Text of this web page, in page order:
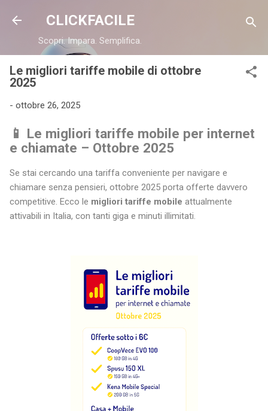
Passa ai contenuti principali
CLICKFACILE
Scopri. Impara. Semplifica.
Le migliori tariffe mobile di ottobre
2025
- ottobre 26, 2025
📱 Le migliori tariffe mobile per internet
e chiamate – Ottobre 2025
Se stai cercando una tariffa conveniente per navigare e
chiamare senza pensieri, ottobre 2025 porta offerte davvero
competitive. Ecco le migliori tariffe mobile attualmente
attivabili in Italia, con tanti giga e minuti illimitati.